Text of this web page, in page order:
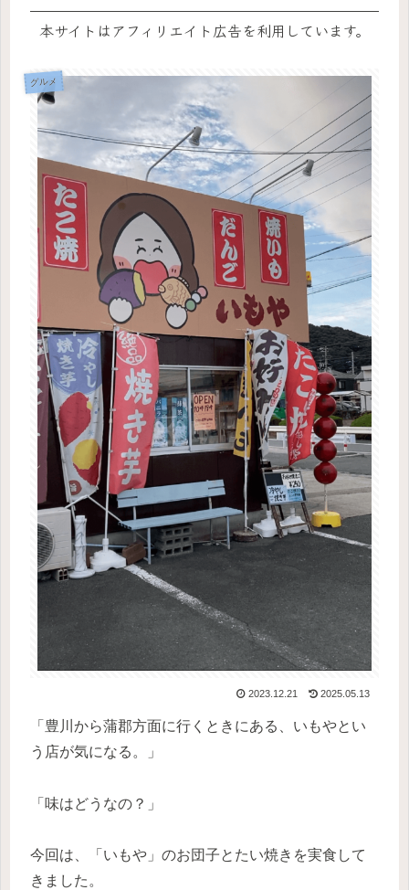
本サイトはアフィリエイト広告を利用しています。
グルメ
2023.12.21 2025.05.13
「豊川から蒲郡方面に行くときにある、いもやとい
う店が気になる。」
「味はどうなの？」
今回は、「いもや」のお団子とたい焼きを実食して
きました。